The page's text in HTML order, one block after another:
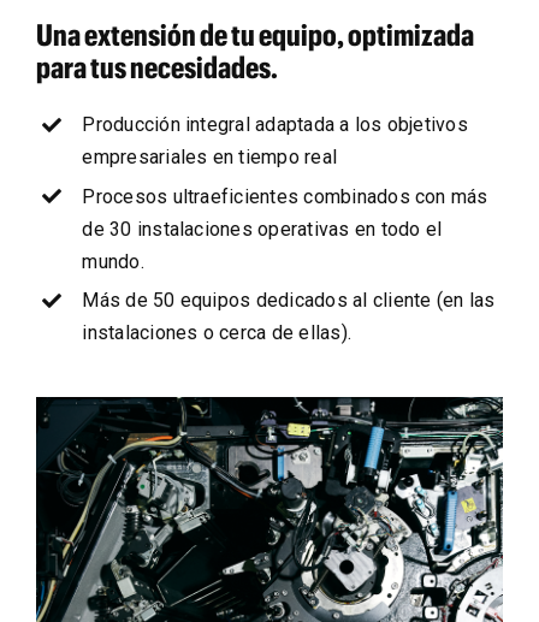
Una extensión de tu equipo, optimizada
para tus necesidades.
Producción integral adaptada a los objetivos
empresariales en tiempo real
Procesos ultraeficientes combinados con más
de 30 instalaciones operativas en todo el
mundo.
Más de 50 equipos dedicados al cliente (en las
instalaciones o cerca de ellas).